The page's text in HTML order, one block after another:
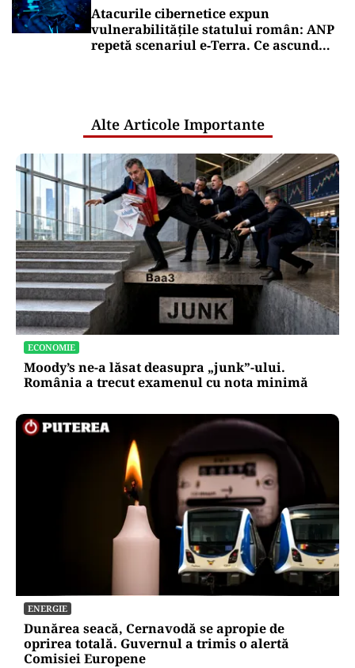
Atacurile cibernetice expun
vulnerabilitățile statului român: ANP
repetă scenariul e‑Terra. Ce ascund
Alte Articole Importante
ECONOMIE
Moody’s ne-a lăsat deasupra „junk”-ului.
România a trecut examenul cu nota minimă
ENERGIE
Dunărea seacă, Cernavodă se apropie de
oprirea totală. Guvernul a trimis o alertă
Comisiei Europene